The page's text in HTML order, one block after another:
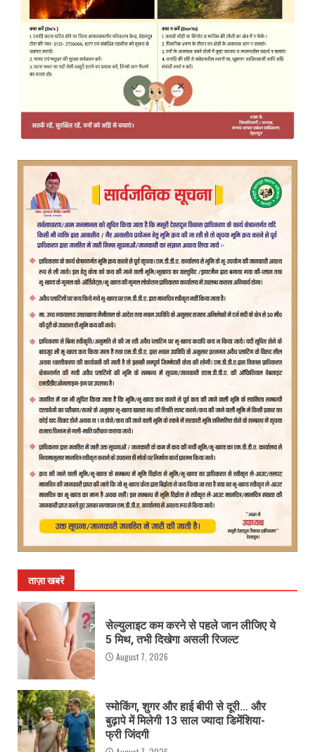
ताज़ा खबरें
सेल्युलाइट कम करने से पहले जान लीजिए ये
5 मिथ, तभी दिखेगा असली रिजल्ट
August 7, 2026
स्मोकिंग, शुगर और हाई बीपी से दूरी… और
बुढ़ापे में मिलेगी 13 साल ज्यादा डिमेंशिया-
फ्री जिंदगी